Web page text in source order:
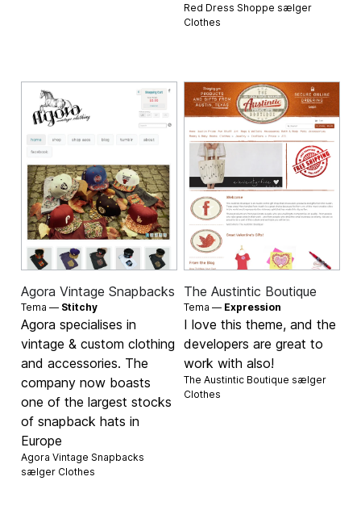
Red Dress Shoppe sælger
Clothes
Agora Vintage Snapbacks
Tema — Stitchy
Agora specialises in
vintage & custom clothing
and accessories. The
company now boasts
one of the largest stocks
of snapback hats in
Europe
Agora Vintage Snapbacks
sælger Clothes
The Austintic Boutique
Tema — Expression
I love this theme, and the
developers are great to
work with also!
The Austintic Boutique sælger
Clothes